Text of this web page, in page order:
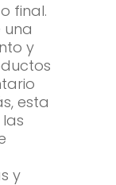
final.
una
y
esta
y